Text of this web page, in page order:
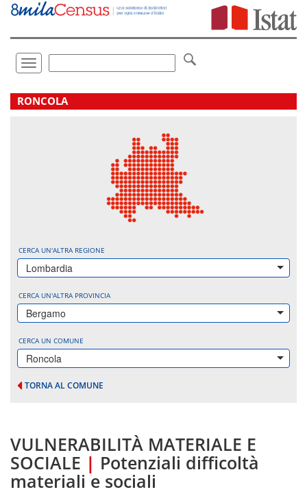
Vai
direttamente
Toggle
navigation
.
RONCOLA
CERCA UN'ALTRA REGIONE
Lombardia
CERCA UN'ALTRA PROVINCIA
Bergamo
CERCA UN COMUNE
Roncola
TORNA AL COMUNE
VULNERABILITÀ MATERIALE E
SOCIALE | Potenziali difficoltà
materiali e sociali